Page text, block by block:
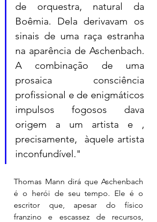
de orquestra, natural da
Boêmia. Dela derivavam os
sinais de uma raça estranha
na aparência de Aschenbach.
A combinação de uma
prosaica consciência
profissional e de enigmáticos
impulsos fogosos dava
origem a um artista e ,
precisamente,  àquele artista
inconfundível."
Thomas Mann dirá que Aschenbach
é o herói de seu tempo. Ele é o
escritor que, apesar do físico
franzino e escassez de recursos,